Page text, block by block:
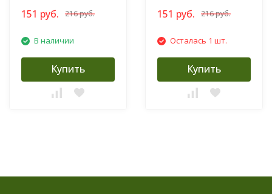
151 руб. 216 руб.
В наличии
Купить
151 руб. 216 руб.
Осталась 1 шт.
Купить